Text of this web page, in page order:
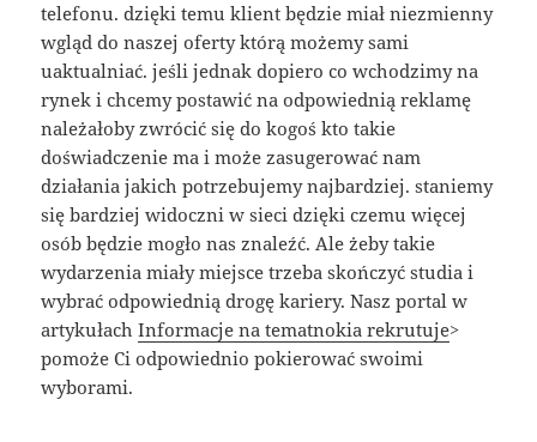
telefonu. dzięki temu klient będzie miał niezmienny
wgląd do naszej oferty którą możemy sami
uaktualniać. jeśli jednak dopiero co wchodzimy na
rynek i chcemy postawić na odpowiednią reklamę
należałoby zwrócić się do kogoś kto takie
doświadczenie ma i może zasugerować nam
działania jakich potrzebujemy najbardziej. staniemy
się bardziej widoczni w sieci dzięki czemu więcej
osób będzie mogło nas znaleźć. Ale żeby takie
wydarzenia miały miejsce trzeba skończyć studia i
wybrać odpowiednią drogę kariery. Nasz portal w
artykułachInformacje na tematnokia rekrutuje>
pomoże Ci odpowiednio pokierować swoimi
wyborami.